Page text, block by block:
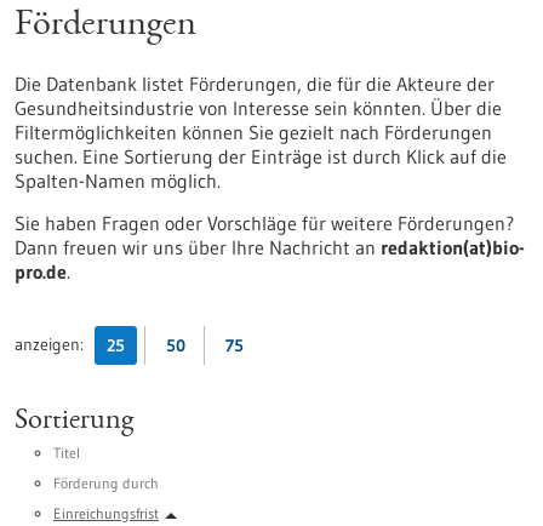
Förderungen
Die Datenbank listet Förderungen, die für die Akteure der
Gesundheitsindustrie von Interesse sein könnten. Über die
Filtermöglichkeiten können Sie gezielt nach Förderungen
suchen. Eine Sortierung der Einträge ist durch Klick auf die
Spalten-Namen möglich.
Sie haben Fragen oder Vorschläge für weitere Förderungen?
Dann freuen wir uns über Ihre Nachricht an redaktion(at)bio-
pro.de.
anzeigen: 25 50 75
Sortierung
Titel
Förderung durch
Einreichungsfrist